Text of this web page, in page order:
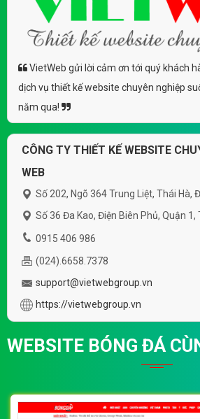
VietWeb gửi lời cảm ơn tới quý khách
dịch vụ thiết kế website chuyên nghiệp
năm qua!
CÔNG TY THIẾT KẾ WEBSITE
WEB
Số 202, Ngõ 364 Trung Liệt, Thái Hà,
Số 36 Đa Kao, Điện Biên Phủ, Quận 1,
0915 406 986
(024).6658.7378
support@vietwebgroup.vn
https://vietwebgroup.vn
WEBSITE BÓNG ĐÁ